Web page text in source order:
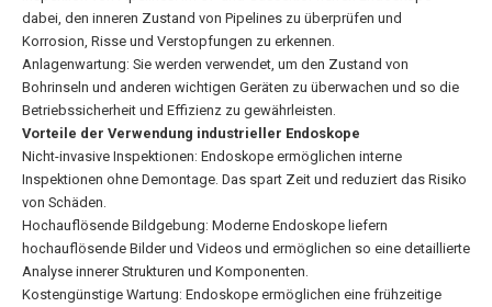
dabei, den inneren Zustand von Pipelines zu überprüfen und
Korrosion, Risse und Verstopfungen zu erkennen.
Anlagenwartung: Sie werden verwendet, um den Zustand von
Bohrinseln und anderen wichtigen Geräten zu überwachen und so die
Betriebssicherheit und Effizienz zu gewährleisten.
Vorteile der Verwendung industrieller Endoskope
Nicht-invasive Inspektionen: Endoskope ermöglichen interne
Inspektionen ohne Demontage. Das spart Zeit und reduziert das Risiko
von Schäden.
Hochauflösende Bildgebung: Moderne Endoskope liefern
hochauflösende Bilder und Videos und ermöglichen so eine detaillierte
Analyse innerer Strukturen und Komponenten.
Kostengünstige Wartung: Endoskope ermöglichen eine frühzeitige